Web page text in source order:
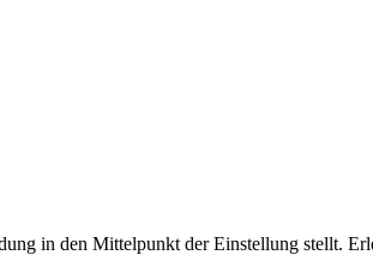
in den Mittelpunkt der Einstellung stellt.